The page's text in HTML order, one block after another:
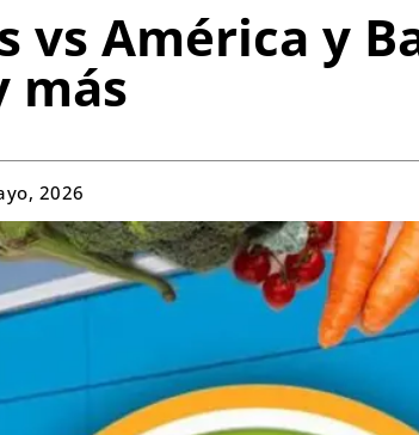
vs América y
más
2026